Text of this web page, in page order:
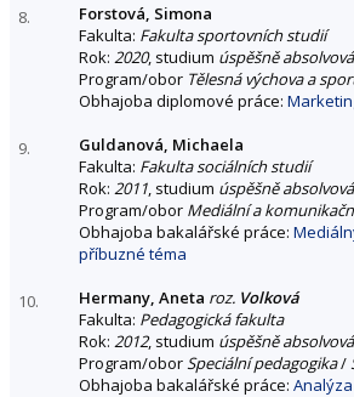
8.
Forstová, Simona
Fakulta: Fakulta sportovních studií
Rok: 2020, studium úspěšně
Program/obor Tělesná výchova a
Obhajoba diplomové práce:
9.
Guldanová, Michaela
Fakulta: Fakulta sociálních studií
Rok: 2011, studium úspěšně
Program/obor Mediální a
Obhajoba bakalářské práce:
příbuzné téma
10. Hermany, Aneta roz. Volková
Fakulta: Pedagogická fakulta
Rok: 2012, studium úspěšně
Program/oborSpeciální pedagogika/
Obhajoba bakalářské práce: